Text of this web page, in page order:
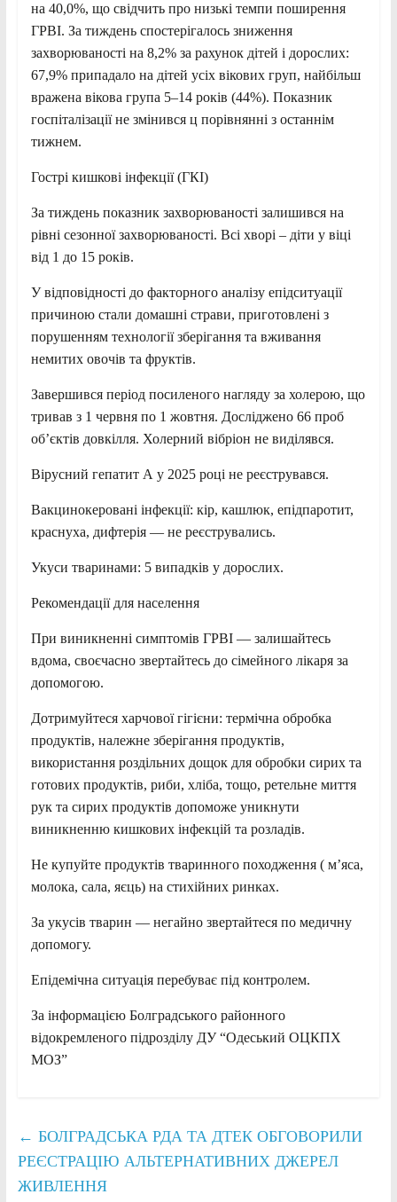
на 40,0%, що свідчить про низькі темпи поширення
ГРВІ. За тиждень спостерігалось зниження
захворюваності на 8,2% за рахунок дітей і дорослих:
67,9% припадало на дітей усіх вікових груп, найбільш
вражена вікова група 5–14 років (44%). Показник
госпіталізації не змінився ц порівнянні з останнім
тижнем.
Гострі кишкові інфекції (ГКІ)
За тиждень показник захворюваності залишився на
рівні сезонної захворюваності. Всі хворі – діти у віці
від 1 до 15 років.
У відповідності до факторного аналізу епідситуації
причиною стали домашні страви, приготовлені з
порушенням технології зберігання та вживання
немитих овочів та фруктів.
Завершився період посиленого нагляду за холерою, що
тривав з 1 червня по 1 жовтня. Досліджено 66 проб
об’єктів довкілля. Холерний вібріон не виділявся.
Вірусний гепатит А у 2025 році не реєструвався.
Вакцинокеровані інфекції: кір, кашлюк, епідпаротит,
краснуха, дифтерія — не реєструвались.
Укуси тваринами: 5 випадків у дорослих.
Рекомендації для населення
При виникненні симптомів ГРВІ — залишайтесь
вдома, своєчасно звертайтесь до сімейного лікаря за
допомогою.
Дотримуйтеся харчової гігієни: термічна обробка
продуктів, належне зберігання продуктів,
використання роздільних дощок для обробки сирих та
готових продуктів, риби, хліба, тощо, ретельне миття
рук та сирих продуктів допоможе уникнути
виникненню кишкових інфекцій та розладів.
Не купуйте продуктів тваринного походження ( м’яса,
молока, сала, яєць) на стихійних ринках.
За укусів тварин — негайно звертайтеся по медичну
допомогу.
Епідемічна ситуація перебуває під контролем.
За інформацією Болградського районного
відокремленого підрозділу ДУ “Одеський ОЦКПХ
МОЗ”
← БОЛГРАДСЬКА РДА ТА ДТЕК ОБГОВОРИЛИ
РЕЄСТРАЦІЮ АЛЬТЕРНАТИВНИХ ДЖЕРЕЛ
ЖИВЛЕННЯ